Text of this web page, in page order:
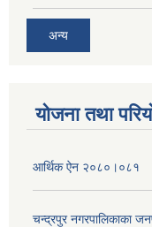
अन्य
योजना तथा
आर्थिक ऐन २०८०।०८१
चन्द्रपुर नगरपालिकाका